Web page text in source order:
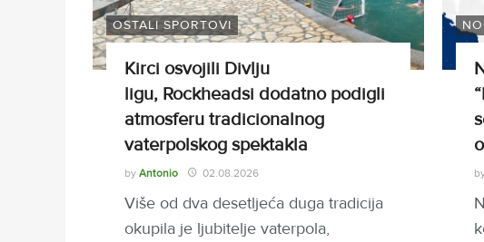
OSTALI SPORTOVI
Kirci osvojili Divlju
ligu, Rockheadsi dodatno podigli
atmosferu tradicionalnog
vaterpolskog spektakla
by Antonio 02.08.2026
Više od dva desetljeća duga tradicija
okupila je ljubitelje vaterpola,